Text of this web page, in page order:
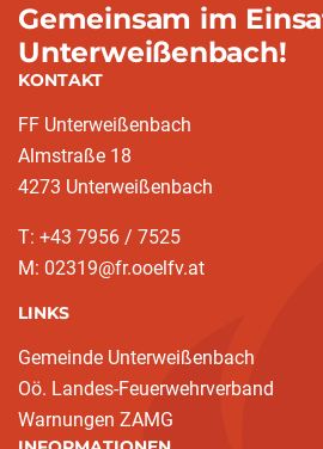
Gemeinsam im
Unterweißenbach!
KONTAKT
FF Unterweißenbach
Almstraße 18
4273 Unterweißenbach
T: +43 7956 / 7525
M: 02319@fr.ooelfv.at
LINKS
Gemeinde Unterweißenbach
Oö. Landes-Feuerwehrverband
Warnungen ZAMG